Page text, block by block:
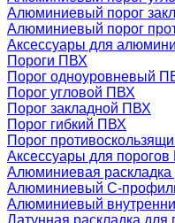
Алюминиевый порог
Алюминиевый порог
Аксессуары для
Пороги ПВХ
Порог одноуровневый
Порог угловой ПВХ
Порог закладной ПВХ
Порог гибкий ПВХ
Порог
Аксессуары для
Алюминиевая раскладка
Алюминиевый С-
Алюминиевый
Латунная раскладка для